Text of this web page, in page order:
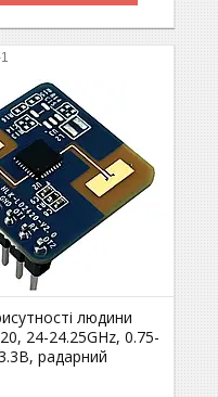
людини
24-24.25GHz, 0.75-
радарний